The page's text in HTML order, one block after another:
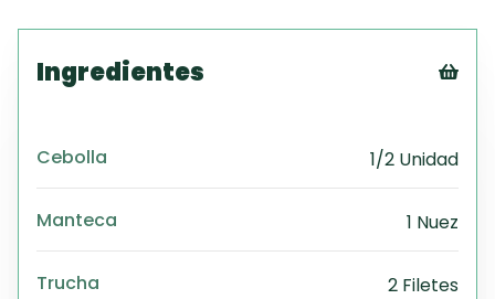
Ingredientes
Cebolla 1/2 Unidad
Manteca 1 Nuez
Trucha 2 Filetes